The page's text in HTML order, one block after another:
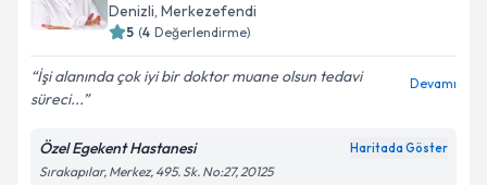
Denizli, Merkezefendi
5 (4 Değerlendirme)
İşi alanında çok iyi bir doktor muane olsun tedavi
süreci...
Devamı
Özel Egekent Hastanesi Haritada Göster
Sırakapılar, Merkez, 495. Sk. No:27, 20125